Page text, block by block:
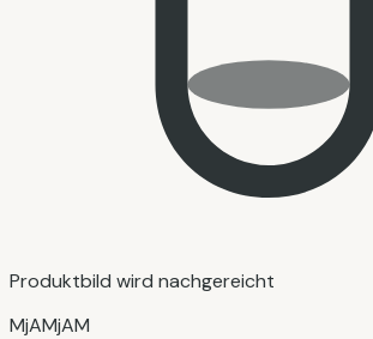
Produktbild wird nachgereicht
MjAMjAM